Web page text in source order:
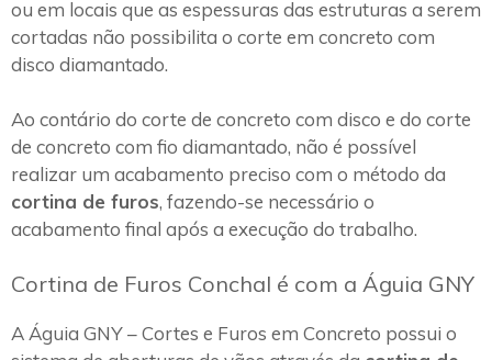
ou em locais que as espessuras das estruturas a serem
cortadas não possibilita o corte em concreto com
disco diamantado.
Ao contário do corte de concreto com disco e do corte
de concreto com fio diamantado, não é possível
realizar um acabamento preciso com o método da
cortina de furos, fazendo-se necessário o
acabamento final após a execução do trabalho.
Cortina de Furos Conchal é com a Águia GNY
A Águia GNY – Cortes e Furos em Concreto possui o